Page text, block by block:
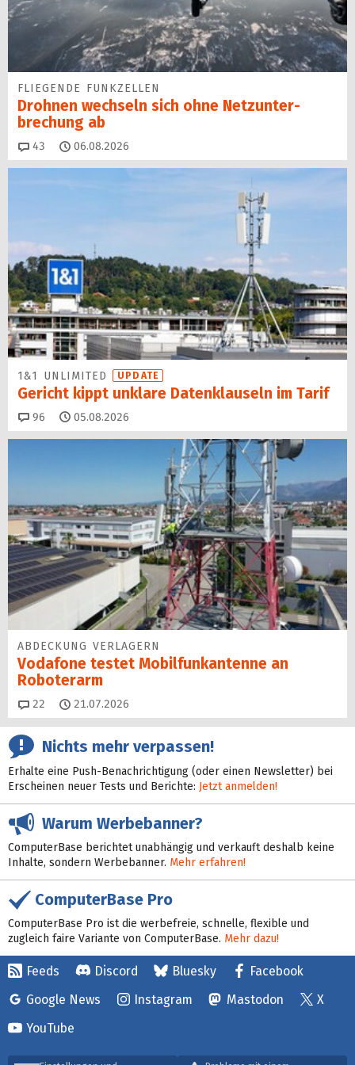
FLIEGENDE FUNKZELLEN
Drohnen wechseln sich ohne Netz­unter­
brechung ab
43 Kommentare
06.08.2026
1&1 UNLIMITED UPDATE
Gericht kippt unklare Datenklauseln im Tarif
96 Kommentare
05.08.2026
ABDECKUNG VERLAGERN
Vodafone testet Mobilfunk­antenne an
Roboterarm
22 Kommentare
21.07.2026
Nichts mehr verpassen!
Erhalte eine Push-Benachrichtigung (oder einen Newsletter) bei
Erscheinen neuer Tests und Berichte: Jetzt anmelden!
Warum Werbebanner?
ComputerBase berichtet unabhängig und verkauft deshalb keine
Inhalte, sondern Werbebanner. Mehr erfahren!
ComputerBase Pro
ComputerBase Pro ist die werbefreie, schnelle, flexible und
zugleich faire Variante von ComputerBase. Mehr dazu!
Feeds Discord Bluesky
Facebook
Google News
Instagram Mastodon
X
YouTube